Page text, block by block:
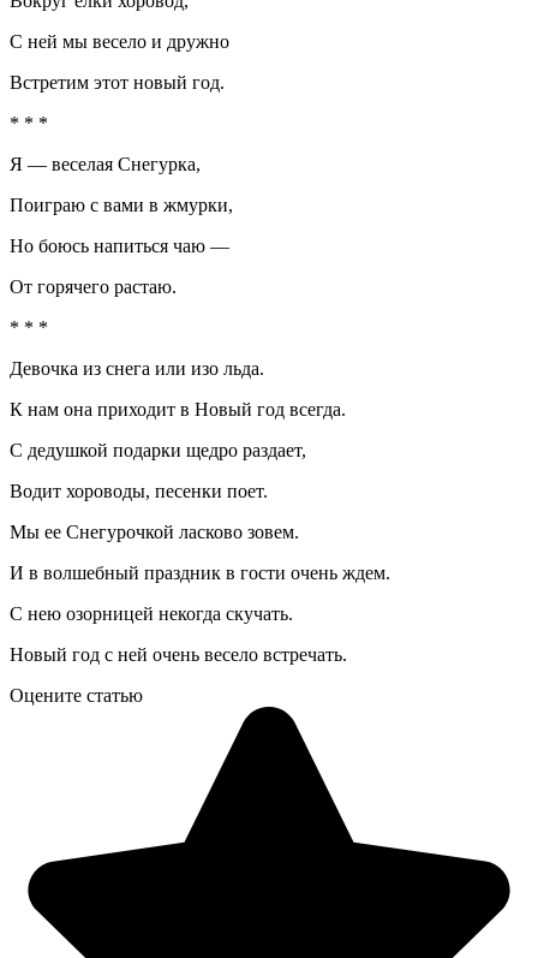
С ней мы весело и дружно
Встретим этот новый год.
* * *
Я — веселая Снегурка,
Поиграю с вами в жмурки,
Но боюсь напиться чаю —
От горячего растаю.
* * *
Девочка из снега или изо льда.
К нам она приходит в Новый год всегда.
С дедушкой подарки щедро раздает,
Водит хороводы, песенки поет.
Мы ее Снегурочкой ласково зовем.
И в волшебный праздник в гости очень ждем.
С нею озорницей некогда скучать.
Новый год с ней очень весело встречать.
Оцените статью